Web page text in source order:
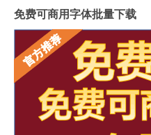
免费可商用字体批量下载